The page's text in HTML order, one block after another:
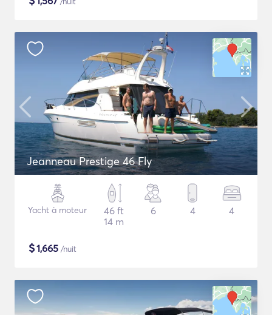
Jeanneau Prestige 46 Fly
Yacht à moteur
46 ft
14 m
6 4 4
$1,665 /nuit